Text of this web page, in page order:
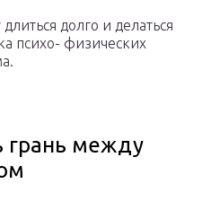
долго и делаться
психо- физических
грань между